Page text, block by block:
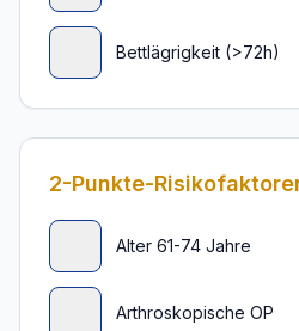
Bettlägrigkeit (>72h)
2-Punkte-
Alter 61-74 Jahre
Arthroskopische OP